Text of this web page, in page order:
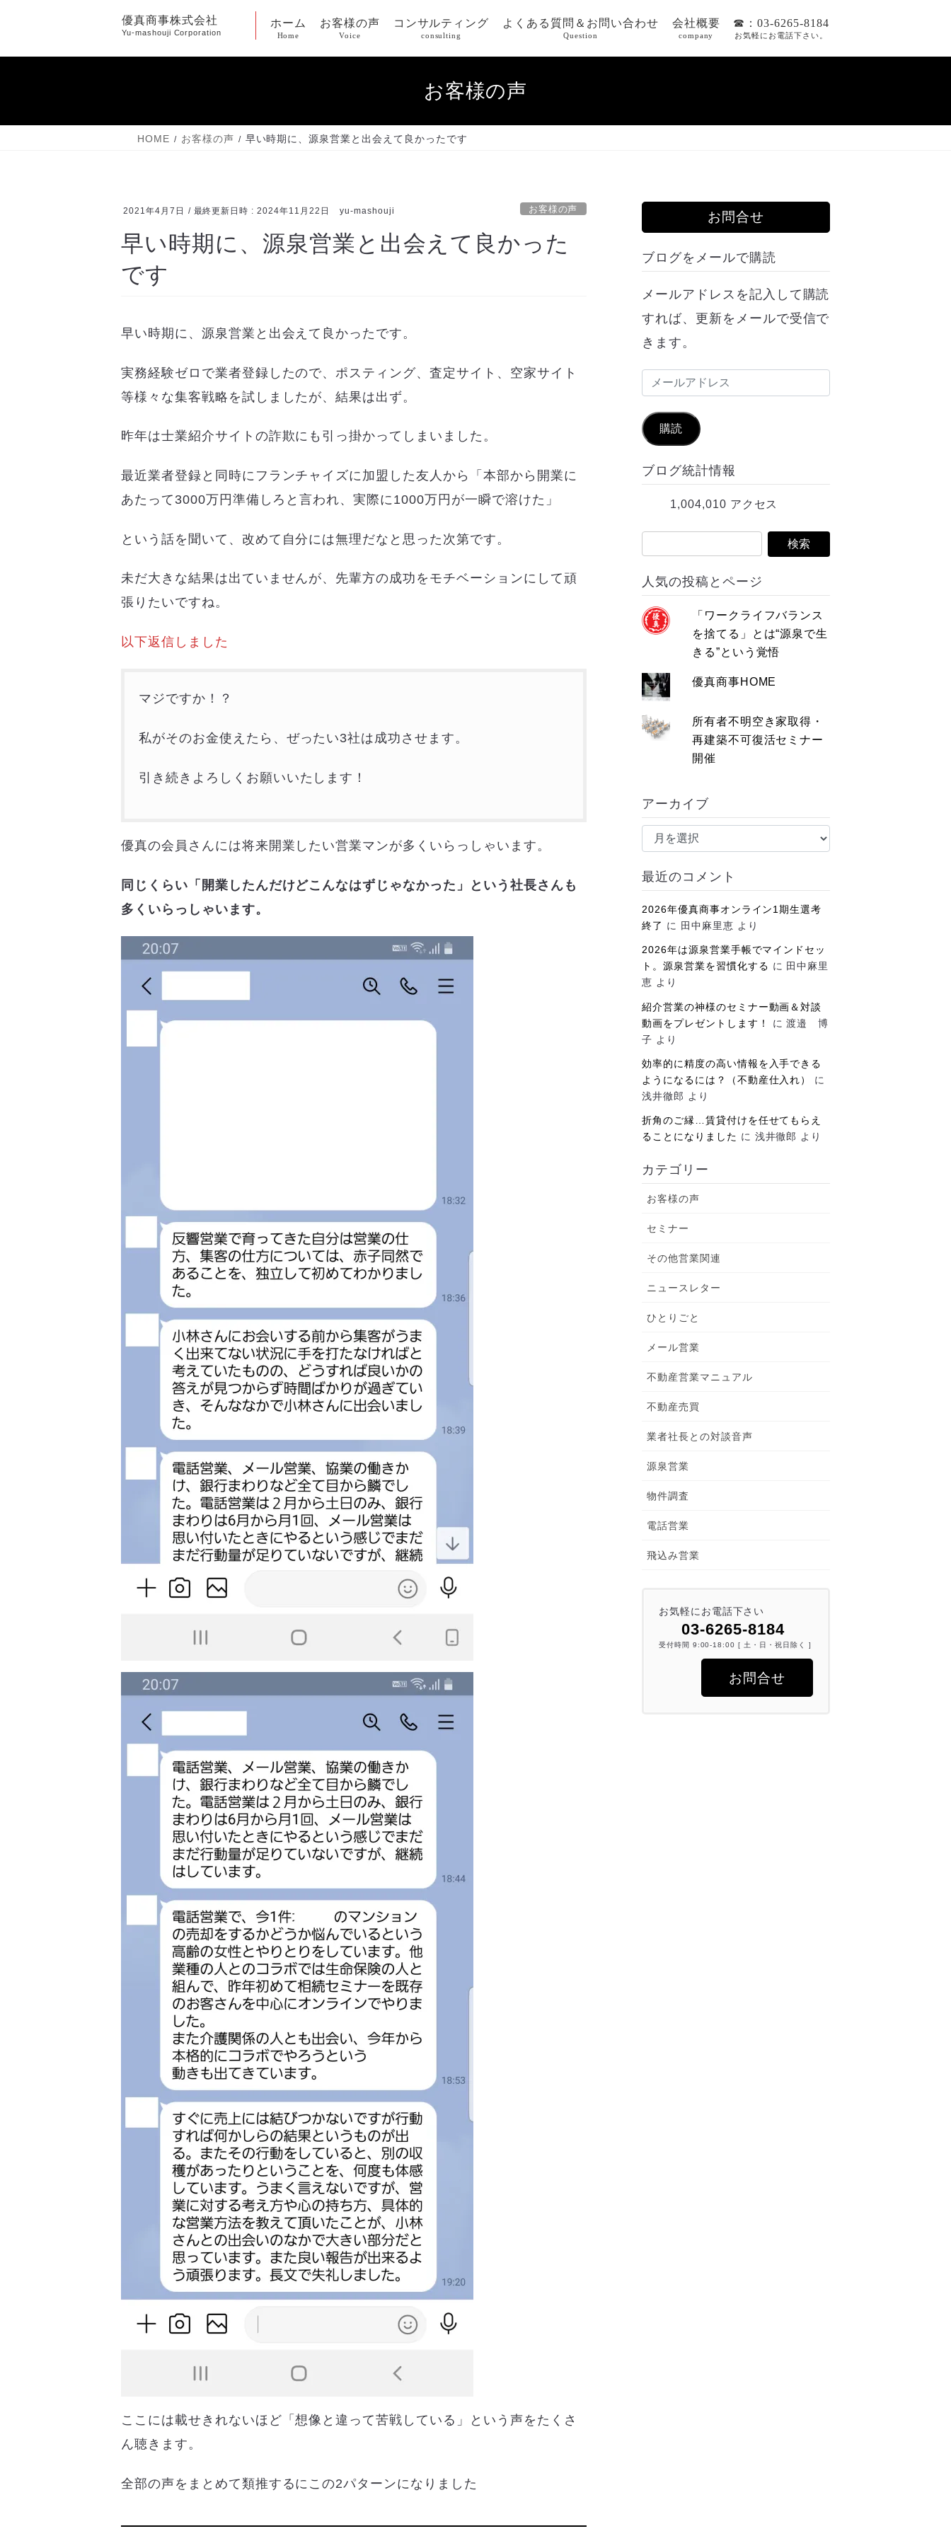
ン
キ
ー
に
優真商事株式会社
Yu-mashouji Corporation
ホーム
Home
お客様の声
Voice
コンサルティング
consulting
よくある質問＆お問い合わせ
Question
会社概要
company
☎：03-6265-8184
お気軽にお電話下さい。
お客様の声
HOME お客様の声 早い時期に、源泉営業と出会えて良かったです
2021年4月7日 / 最終更新日時 :2024年11月22日 yu-mashouji お客様の声
早い時期に、源泉営業と出会えて良かった
です
早い時期に、源泉営業と出会えて良かったです。
実務経験ゼロで業者登録したので、ポスティング、査定サイト、空家サイト
等様々な集客戦略を試しましたが、結果は出ず。
昨年は士業紹介サイトの詐欺にも引っ掛かってしまいました。
最近業者登録と同時にフランチャイズに加盟した友人から「本部から開業に
あたって3000万円準備しろと言われ、実際に1000万円が一瞬で溶けた」
という話を聞いて、改めて自分には無理だなと思った次第です。
未だ大きな結果は出ていませんが、先輩方の成功をモチベーションにして頑
張りたいですね。
以下返信しました
マジですか！？
私がそのお金使えたら、ぜったい3社は成功させます。
引き続きよろしくお願いいたします！
優真の会員さんには将来開業したい営業マンが多くいらっしゃいます。
同じくらい「開業したんだけどこんなはずじゃなかった」という社長さんも
多くいらっしゃいます。
ここには載せきれないほど「想像と違って苦戦している」という声をたくさ
ん聴きます。
全部の声をまとめて類推するにこの2パターンになりました
お問合せ
ブログをメールで購読
メールアドレスを記入して購読
すれば、更新をメールで受信で
きます。
ル
ド
購読
ブログ統計情報
1,004,010 アクセス
人気の投稿とページ
「ワークライフバランス
を捨てる」とは“源泉で生
きる”という覚悟
優真商事HOME
所有者不明空き家取得・
再建築不可復活セミナー
開催
アーカイブ
ア
イ
ブ
最近のコメント
2026年優真商事オンライン1期生選考
終了 に 田中麻里恵 より
2026年は源泉営業手帳でマインドセッ
ト。源泉営業を習慣化する に 田中麻里
恵 より
紹介営業の神様のセミナー動画＆対談
動画をプレゼントします！
に渡邉 博
子 より
効率的に精度の高い情報を入手できる
ようになるには？（不動産仕入れ）
に
浅井徹郎 より
折角のご縁…賃貸付けを任せてもらえ
ることになりました に 浅井徹郎 より
カテゴリー
お客様の声
セミナー
その他営業関連
ニュースレター
ひとりごと
メール営業
不動産営業マニュアル
不動産売買
業者社長との対談音声
源泉営業
物件調査
電話営業
飛込み営業
お気軽にお電話下さい
03-6265-8184
受付時間 9:00-18:00 [ 土・日・祝日除く ]
お問合せ